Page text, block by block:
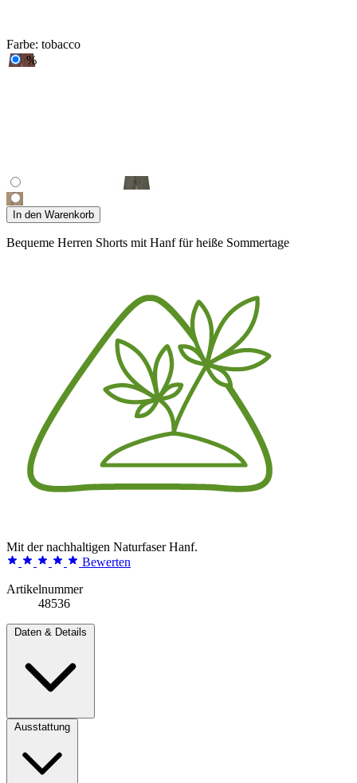
Farbe: tobacco
%
In den Warenkorb
Bequeme Herren Shorts mit Hanf für heiße Sommertage
Mit der nachhaltigen Naturfaser Hanf.
Bewerten
Artikelnummer
48536
Daten & Details
Ausstattung